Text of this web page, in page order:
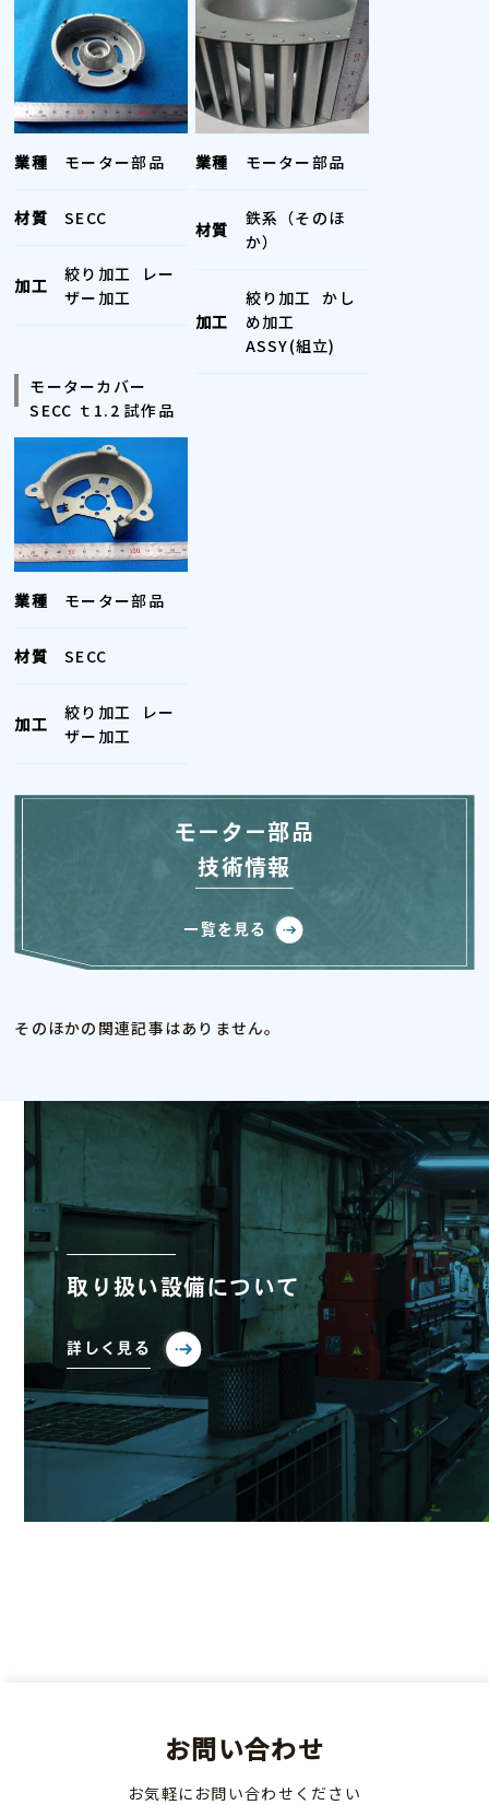
業種 モーター部品
材質 SECC
加工
絞り加工
レー
ザー加工
業種 モーター部品
材質
鉄系（そのほ
か）
加工
絞り加工 かし
め加工
ASSY(組立)
モーターカバー
SECC ｔ1.2 試作品
業種 モーター部品
材質 SECC
加工
絞り加工
レー
ザー加工
モーター部品
技術情報
一覧を見る
そのほかの関連記事はありません。
取り扱い設備について
詳しく見る
お問い合わせ
お気軽にお問い合わせください